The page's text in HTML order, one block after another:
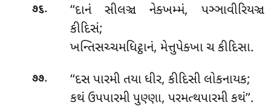
૭૬. ‘‘દાનં સીલઞ્ચ નેક્ખમ્મં, પઞ્ઞાવીરિયઞ્ચ
કીદિસં;
ખન્તિસચ્ચમધિટ્ઠાનં, મેત્તુપેક્ખા ચ કીદિસા.
૭૭. ‘‘દસપારમી તયા ધીર, કીદિસી લોકનાયક;
કથં ઉપપારમી પુણ્ણા, પરમત્થપારમી કથં’’.